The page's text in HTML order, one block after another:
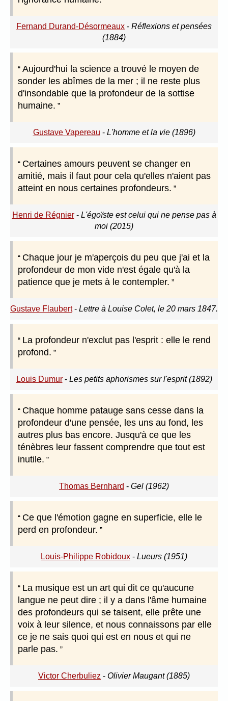
Fernand Durand-Désormeaux - Réflexions et pensées
(1884)
Aujourd'hui la science a trouvé le moyen de
sonder les abîmes de la mer ; il ne reste plus
d'insondable que la profondeur de la sottise
humaine.
Gustave Vapereau - L'homme et la vie (1896)
Certaines amours peuvent se changer en
amitié, mais il faut pour cela qu'elles n'aient pas
atteint en nous certaines profondeurs.
Henri de Régnier- L'égoïste est celui qui ne pense pas à
moi (2015)
Chaque jour je m'aperçois du peu que j'ai et la
profondeur de mon vide n'est égale qu'à la
patience que je mets à le contempler.
Gustave Flaubert- Lettre à Louise Colet, le 20 mars 1847.
La profondeur n'exclut pas l'esprit : elle le rend
profond.
Louis Dumur- Les petits aphorismes sur l'esprit (1892)
Chaque homme patauge sans cesse dans la
profondeur d'une pensée, les uns au fond, les
autres plus bas encore. Jusqu'à ce que les
ténèbres leur fassent comprendre que tout est
inutile.
Thomas Bernhard - Gel (1962)
Ce que l'émotion gagne en superficie, elle le
perd en profondeur.
Louis-Philippe Robidoux - Lueurs (1951)
La musique est un art qui dit ce qu'aucune
langue ne peut dire ; il y a dans l'âme humaine
des profondeurs qui se taisent, elle prête une
voix à leur silence, et nous connaissons par elle
ce je ne sais quoi qui est en nous et qui ne
parle pas.
Victor Cherbuliez - Olivier Maugant (1885)